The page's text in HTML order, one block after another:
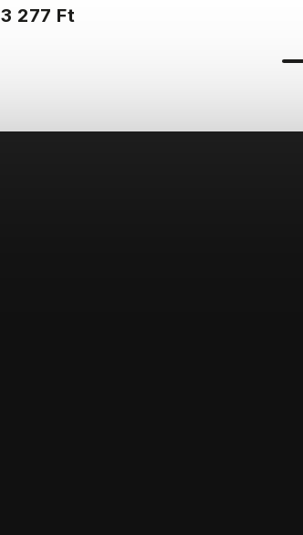
3 277 Ft
fantáziádnak nincsenek határai.